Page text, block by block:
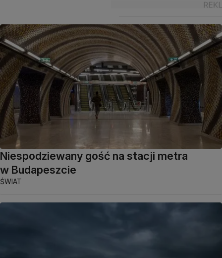
Niespodziewany gość na stacji metra
w Budapeszcie
ŚWIAT